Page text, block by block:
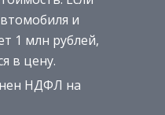
и
1 млн рублей,
в цену.
НДФЛ на